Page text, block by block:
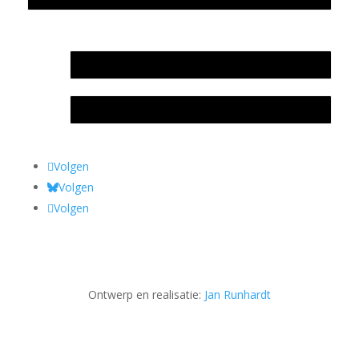
Volgen
Volgen
Volgen
Ontwerp en realisatie: Jan Runhardt